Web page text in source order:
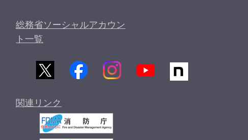
総務省ソーシャルアカウン
ト一覧
関連リンク